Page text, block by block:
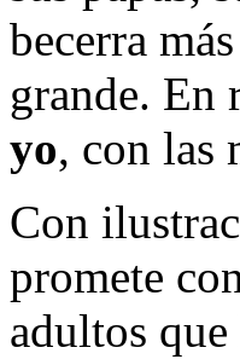
becerra
grande. En
yo, con las
Con
promete
adultos